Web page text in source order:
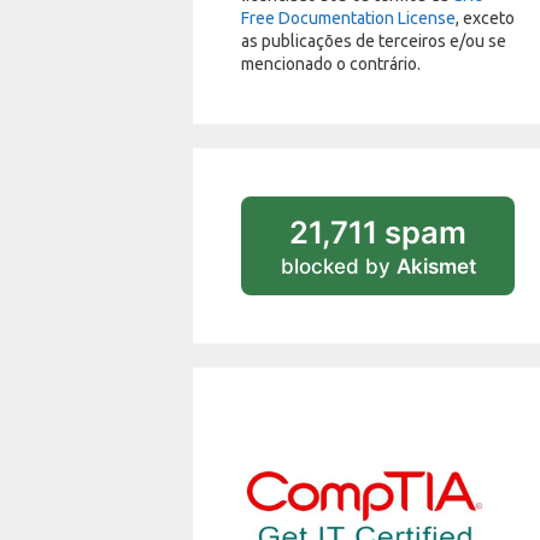
Free Documentation License, exceto
as publicações de terceiros e/ou se
mencionado o contrário.
21,711 spam
blocked by Akismet